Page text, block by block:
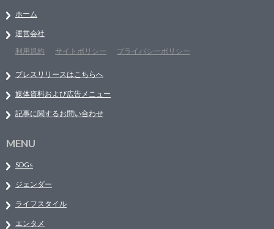
ホーム
運営会社
利用規約
サイトポリシー プライバシーポリシー
プレスリリースはこちらへ
媒体資料および広告メニュー
記事に関するお問い合わせ
MENU
SDGs
ジェンダー
ライフスタイル
エンタメ